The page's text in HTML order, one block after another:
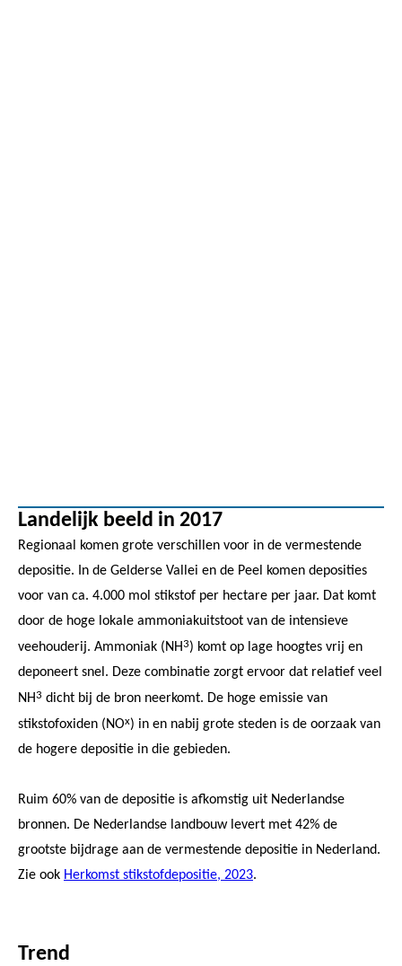
Landelijk beeld in 2017
Regionaal komen grote verschillen voor in de vermestende
depositie. In de Gelderse Vallei en de Peel komen deposities
voor van ca. 4.000 mol stikstof per hectare per jaar. Dat komt
door de hoge lokale ammoniakuitstoot van de intensieve
veehouderij. Ammoniak (NH3) komt op lage hoogtes vrij en
deponeert snel. Deze combinatie zorgt ervoor dat relatief veel
NH3 dicht bij de bron neerkomt. De hoge emissie van
stikstofoxiden (NOx) in en nabij grote steden is de oorzaak van
de hogere depositie in die gebieden.
Ruim 60% van de depositie is afkomstig uit Nederlandse
bronnen. De Nederlandse landbouw levert met 42% de
grootste bijdrage aan de vermestende depositie in Nederland.
Zie ook Herkomst stikstofdepositie, 2023.
Trend